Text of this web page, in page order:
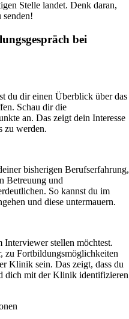
Stelle landet. Denk daran,
bei
du dir einen Überblick über das
Schau dir die
an. Das zeigt dein Interesse
zu werden.
bisherigen Berufserfahrung,
Betreuung und
So kannst du im
und diese untermauern.
Interviewer stellen möchtest.
zu Fortbildungsmöglichkeiten
Klinik sein. Das zeigt, dass du
dich mit der Klinik identifizieren